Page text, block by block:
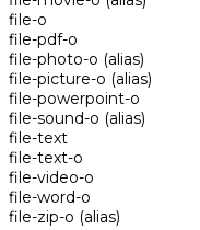
file-o
file-pdf-o
file-photo-o (alias)
file-picture-o (alias)
file-powerpoint-o
file-sound-o (alias)
file-text
file-text-o
file-video-o
file-word-o
file-zip-o (alias)